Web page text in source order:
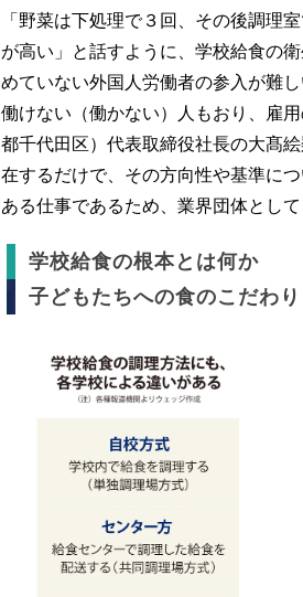
「野菜は下処理で３回、その後調理
が高い」と話すように、学校給食の
めていない外国人労働者の参入が難
働けない（働かない）人もおり、雇
都千代田区）代表取締役社長の大髙
在するだけで、その方向性や基準に
ある仕事であるため、業界団体とし
学校給食の根本とは何か
子どもたちへの食のこだわり